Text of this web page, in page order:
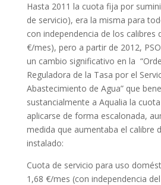
Hasta 2011 la cuota fija por
de servicio), era la misma para
con independencia de los calibres
€/mes), pero a partir de 2012,
un cambio significativo en la
Reguladora de la Tasa por el
Abastecimiento de Agua” que
sustancialmente a Aqualia la
aplicarse de forma escalonada,
medida que aumentaba el calibre
instalado:
Cuota de servicio para uso
1,68 €/mes (con independencia